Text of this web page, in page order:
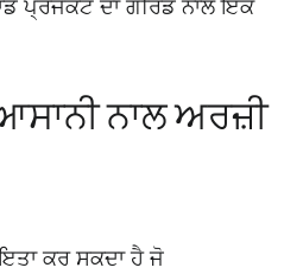
ਪ੍ਰੋਜੈਕਟ ਦਾ ਗਰਿੱਡ ਨਾਲ ਇੱਕ
ਨਾਲ ਅਰਜ਼ੀ
ਕਰ ਸਕਦਾ ਹੈ ਜੋ